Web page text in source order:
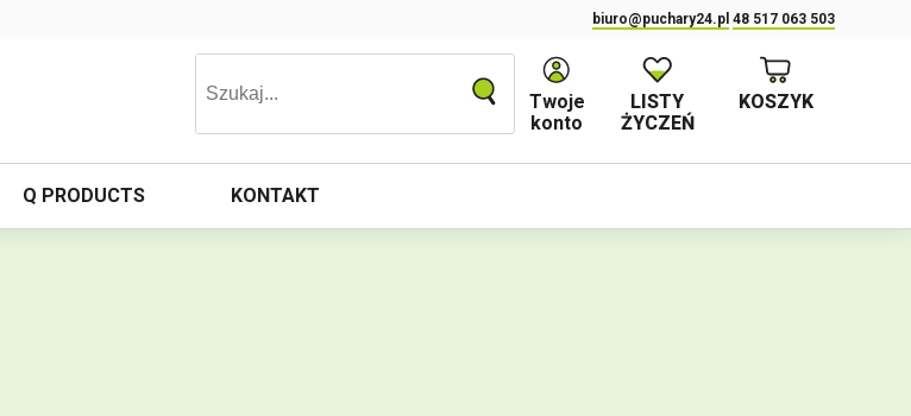
biuro@puchary24.pl 48 517 063 503
Twoje
konto
LISTY
ŻYCZEŃ
KOSZYK
Q PRODUCTS KONTAKT